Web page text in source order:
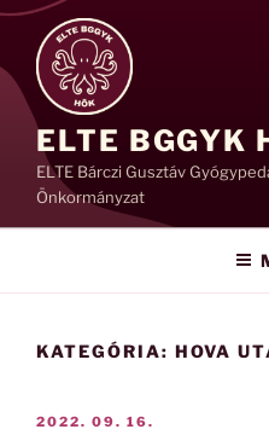
Tartalomhoz
ELTE BGGYK
ELTE Bárczi Gusztáv
Önkormányzat
KATEGÓRIA: HOVA
BEKÜLDVE:
2022. 09. 16.